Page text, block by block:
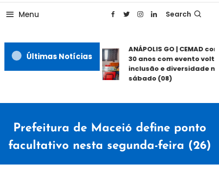
Menu Search
Últimas Notícias
ANÁPOLIS GO | CEMAD
30 anos com evento
inclusão e diversidade
sábado (08)
Prefeitura de Maceió define ponto
facultativo nesta segunda-feira (26)